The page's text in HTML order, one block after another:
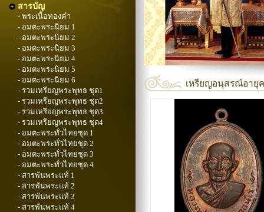
สารบัญ
- พระเนื้อทองคำ
- อมตะพระนิยม 1
- อมตะพระนิยม 2
- อมตะพระนิยม 3
- อมตะพระนิยม 4
- อมตะพระนิยม 5
- อมตะพระนิยม 6
- รวมเหรียญพระพุทธ ชุด1
- รวมเหรียญพระพุทธ ชุด2
- รวมเหรียญพระพุทธ ชุด3
- รวมเหรียญพระพุทธ ชุด4
- อมตะพระทั่วไทยชุด 1
- อมตะพระทั่วไทยชุด 2
- อมตะพระทั่วไทยชุด 3
- อมตะพระทั่วไทยชุด 4
- สารพันพระแท้ 1
- สารพันพระแท้ 2
- สารพันพระแท้ 3
- สารพันพระแท้ 4
เหรียญอนุสรณ์อายุค